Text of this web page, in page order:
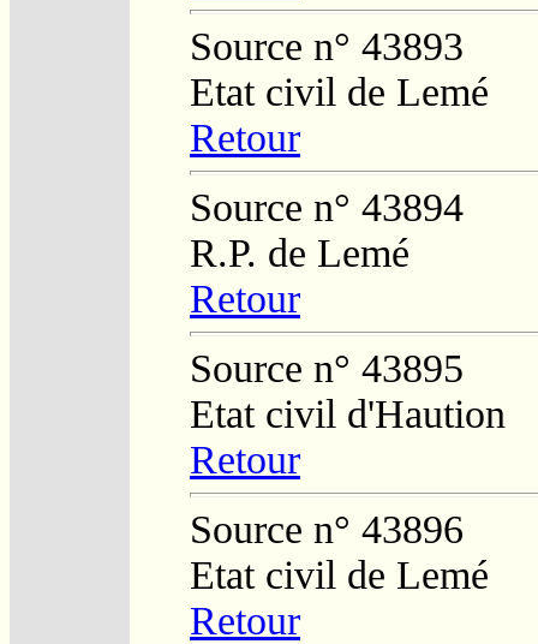
Source n° 43893
Etat civil de Lemé
Retour
Source n° 43894
R.P. de Lemé
Retour
Source n° 43895
Etat civil d'Haution
Retour
Source n° 43896
Etat civil de Lemé
Retour